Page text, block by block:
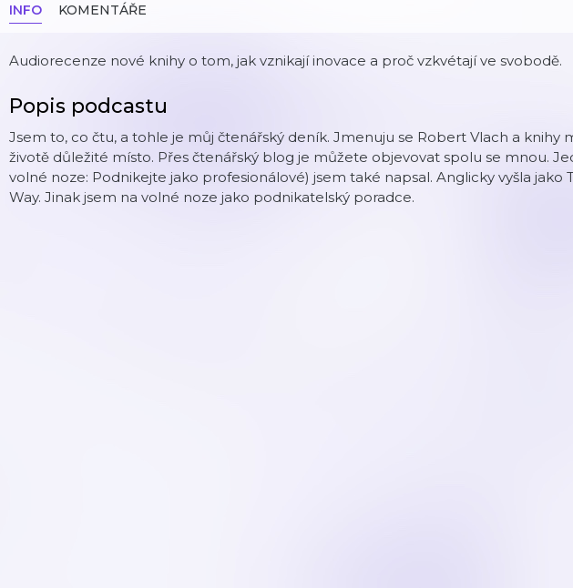
INFO KOMENTÁŘE
Audiorecenze nové knihy o tom, jak vznikají inovace a proč vzkvétají ve svobodě.
Popis podcastu
Jsem to, co čtu, a tohle je můj čtenářský deník. Jmenuju se Robert Vlach a knihy
životě důležité místo. Přes čtenářský blog je můžete objevovat spolu se mnou.
volné noze: Podnikejte jako profesionálové) jsem také napsal. Anglicky vyšla jako
Way. Jinak jsem na volné noze jako podnikatelský poradce.